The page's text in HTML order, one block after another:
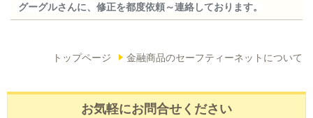
グーグルさんに、修正を都度依頼～連絡しております。
トップページ 金融商品のセーフティーネットについて
お気軽にお問合せください